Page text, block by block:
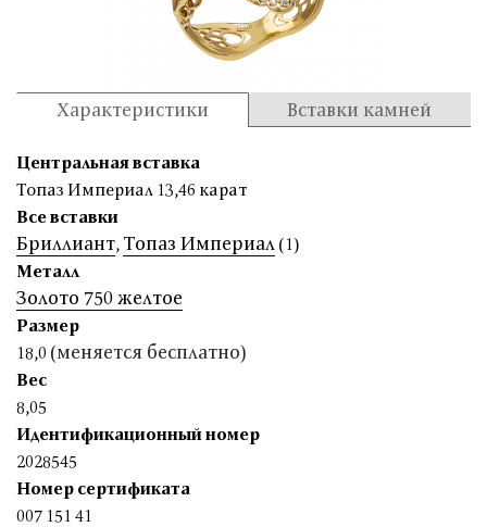
Характеристики Вставки камней
Центральная вставка
Топаз Империал 13,46 карат
Все вставки
Бриллиант, Топаз Империал (1)
Металл
Золото 750 желтое
Размер
18,0 (меняется бесплатно)
Вес
8,05
Идентификационный номер
2028545
Номер сертификата
007 151 41